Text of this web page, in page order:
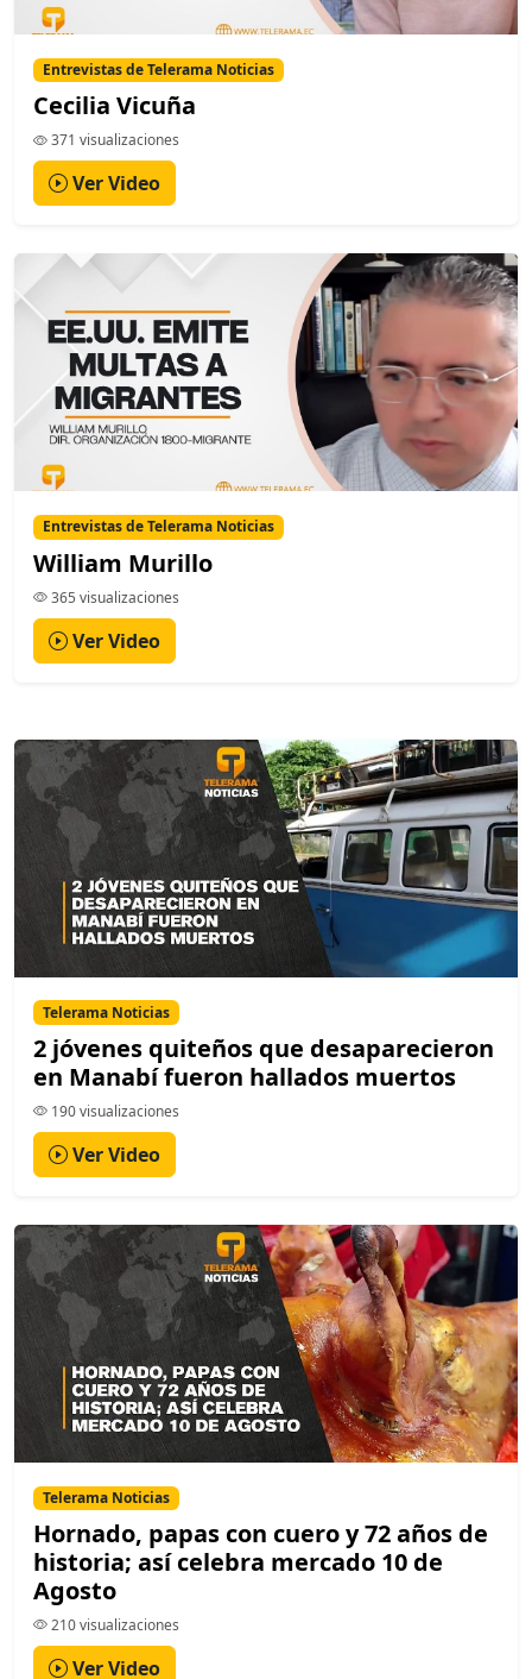
Entrevistas de Telerama Noticias
Cecilia Vicuña
371 visualizaciones
Ver Video
Entrevistas de Telerama Noticias
William Murillo
365 visualizaciones
Ver Video
Telerama Noticias
2 jóvenes quiteños que desaparecieron
en Manabí fueron hallados muertos
190 visualizaciones
Ver Video
Telerama Noticias
Hornado, papas con cuero y 72 años de
historia; así celebra mercado 10 de
Agosto
210 visualizaciones
Ver Video